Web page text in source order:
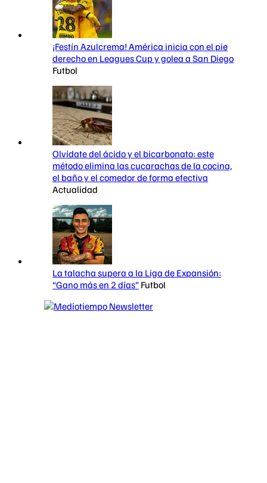
¡Festín Azulcrema! América inicia con el pie
derecho en Leagues Cup y golea a San Diego
Futbol
Olvídate del ácido y el bicarbonato: este
método elimina las cucarachas de la cocina,
el baño y el comedor de forma efectiva
Actualidad
La talacha supera a la Liga de Expansión:
“Gano más en 2 días” Futbol